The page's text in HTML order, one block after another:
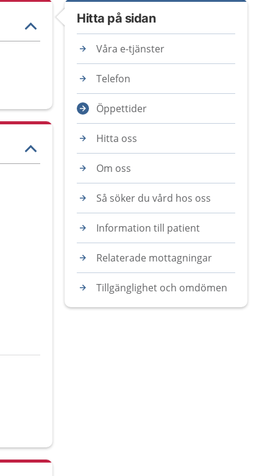
Hitta på sidan
Våra e-tjänster
Telefon
Öppettider
Hitta oss
Om oss
Så söker du vård hos oss
Information till patient
Relaterade mottagningar
Tillgänglighet och omdömen